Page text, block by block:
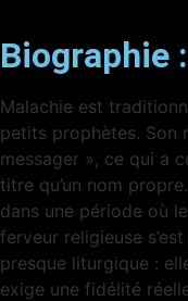
Biographie :
Malachie est
petits prophètes. Son
messager », ce qui a
titre qu’un nom
dans une période où
ferveur religieuse
presque liturgique :
exige une fidélité